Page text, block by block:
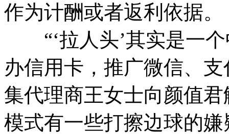
作为计酬或者返利依据。
“‘拉人头’其实是一个
办信用卡，推广微信、
集代理商王女士向颜值
模式有一些打擦边球的